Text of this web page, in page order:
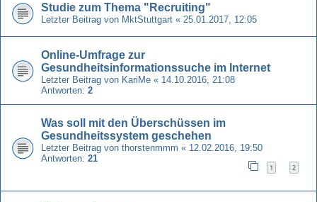
Studie zum Thema "Recruiting"
Letzter Beitrag von MktStuttgart « 25.01.2017, 12:05
Online-Umfrage zur
Gesundheitsinformationssuche im Internet
Letzter Beitrag von KariMe « 14.10.2016, 21:08
Antworten: 2
Was soll mit den Überschüssen im
Gesundheitssystem geschehen
Letzter Beitrag von thorstenmmm « 12.02.2016, 19:50
Antworten: 21
1 2